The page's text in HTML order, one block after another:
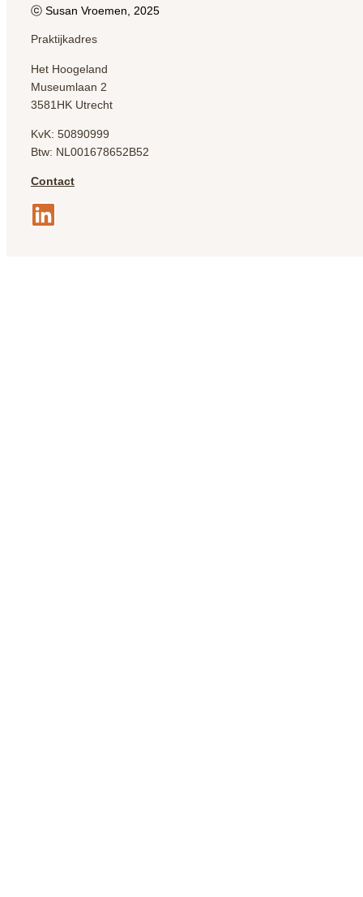
ⓒ Susan Vroemen, 2025
Praktijkadres
Het Hoogeland
Museumlaan 2
3581HK Utrecht
KvK: 50890999
Btw: NL001678652B52
Contact